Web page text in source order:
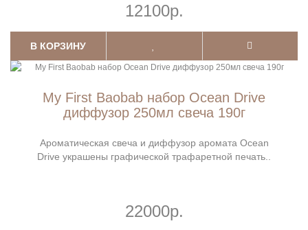
12100р.
В КОРЗИНУ
My First Baobab набор Ocean Drive
диффузор 250мл свеча 190г
Ароматическая свеча и диффузор аромата Ocean
Drive украшены графической трафаретной печать..
22000р.